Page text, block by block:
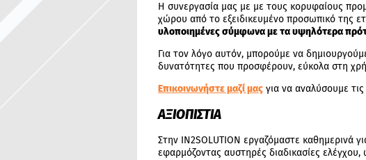
Η συνεργασία μας με με τους κορυφαίους
χώρου από το εξειδικευμένο προσωπικό της
υλοποιημένες σύμφωνα με τα υψηλότερα
Για τον λόγο αυτόν, μπορούμε να
δυνατότητες που προσφέρουν, εύκολα στη
Επικοινωνήστε μαζί μας για να αναλύσουμε
ΑΞΙΟΠΙΣΤΙΑ
Στην IN2SOLUTION εργαζόμαστε καθημερινά
εφαρμόζοντας αυστηρές διαδικασίες ελέγχου,